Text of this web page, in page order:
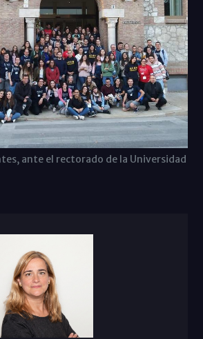
ante el rectorado de la Universidad